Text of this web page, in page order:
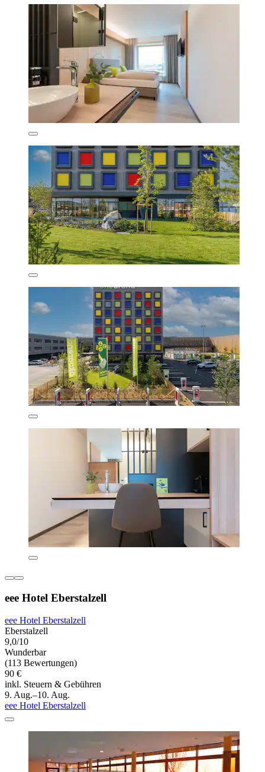
eee Hotel Eberstalzell
eee Hotel Eberstalzell
Eberstalzell
9,0/10
Wunderbar
(113 Bewertungen)
90 €
inkl. Steuern & Gebühren
9. Aug.–10. Aug.
eee Hotel Eberstalzell